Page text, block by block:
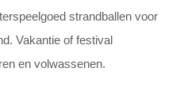
strandballen voor
Vakantie of festival
en volwassenen.